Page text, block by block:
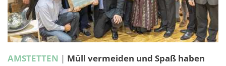
AMSTETTEN | Müll vermeiden und Spaß haben